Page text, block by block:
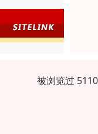
被浏览过